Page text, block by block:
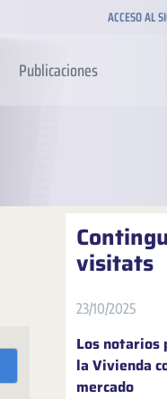
ACCESO AL
Publicaciones
visitats
23/10/2025
Los notarios
la Vivienda
mercado